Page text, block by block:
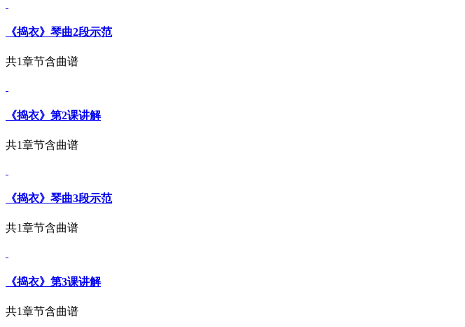
《捣衣》琴曲2段示范
共1章节含曲谱
《捣衣》第2课讲解
共1章节含曲谱
《捣衣》琴曲3段示范
共1章节含曲谱
《捣衣》第3课讲解
共1章节含曲谱